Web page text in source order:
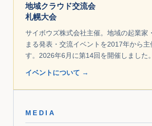
地域クラウド交流会
札幌大会
サイボウズ株式会社主催。地域の起業家
まる発表・交流イベントを2017年から主
す。2026年6月に第14回を開催しました。
イベントについて →
MEDIA